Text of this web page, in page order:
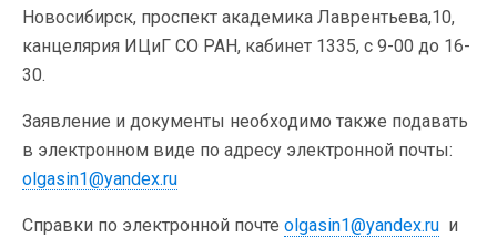
Новосибирск, проспект академика Лаврентьева,10,
канцелярия ИЦиГ СО РАН, кабинет 1335, с 9-00 до 16-
30.
Заявление и документы необходимо также подавать
в электронном виде по адресу электронной почты:
olgasin1@yandex.ru
Справки по электронной почте olgasin1@yandex.ru и